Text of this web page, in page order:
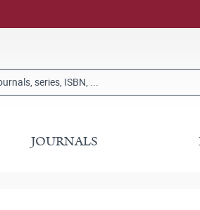
JOURNALS